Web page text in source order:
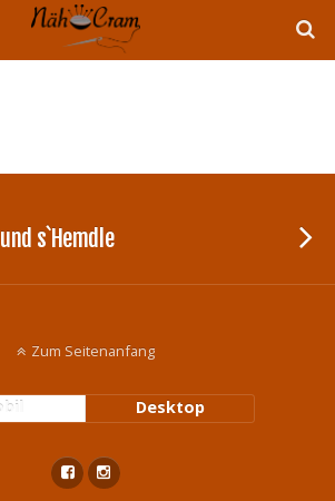
s`Hemdle
Zum Seitenanfang
Desktop